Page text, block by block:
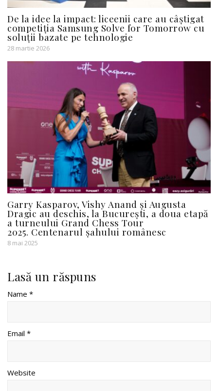
De la idee la impact: liceenii care au câștigat
competiția Samsung Solve for Tomorrow cu
soluții bazate pe tehnologie
28 martie 2026
Garry Kasparov, Vishy Anand și Augusta
Dragic au deschis, la București, a doua etapă
a turneului Grand Chess Tour
2025. Centenarul șahului românesc
8 mai 2025
Lasă un răspuns
Name *
Email *
Website